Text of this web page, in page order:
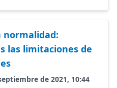
normalidad:
las limitaciones de
de 2021, 10:44